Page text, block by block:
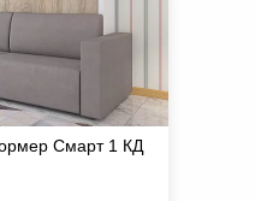
Смарт 1 КД